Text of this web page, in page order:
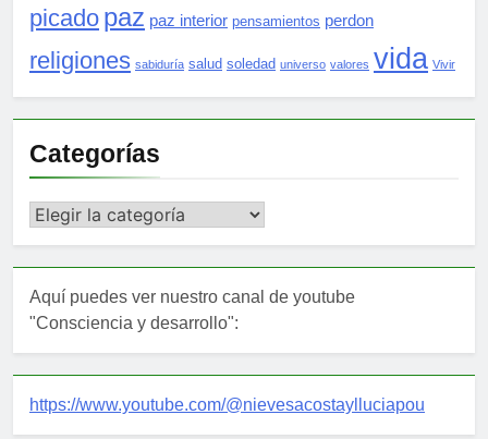
picado paz paz interior pensamientos perdon
religiones sabiduría salud soledad universo valores vida Vivir
Categorías
Categorías
Aquí puedes ver nuestro canal de youtube
"Consciencia y desarrollo":
https://www.youtube.com/@nievesacostaylluciapou